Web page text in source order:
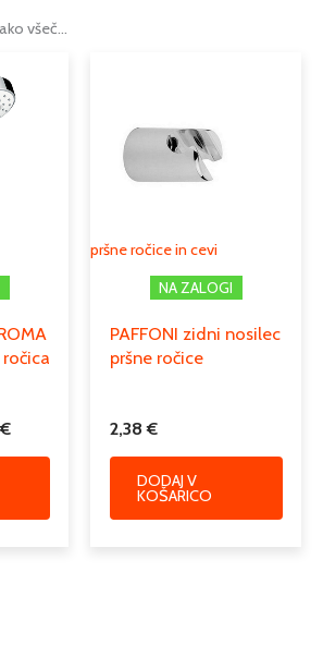
vodovodne pipe
pršne ročice in cevi
všeč…
ročica
€
razpon:
od
izberete
pršne ročice in cevi
NA ZALOGI
PAFFONI zidni nosilec
pršne ročice
2,38€
DODAJ V
KOŠARICO